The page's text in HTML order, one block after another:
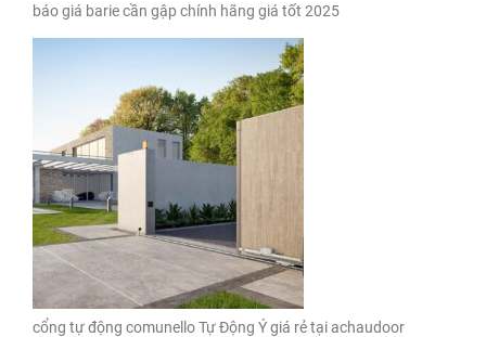
báo giá barie cần gập chính hãng giá tốt 2025
cổng tự động comunello Tự Động Ý giá rẻ tại achaudoor